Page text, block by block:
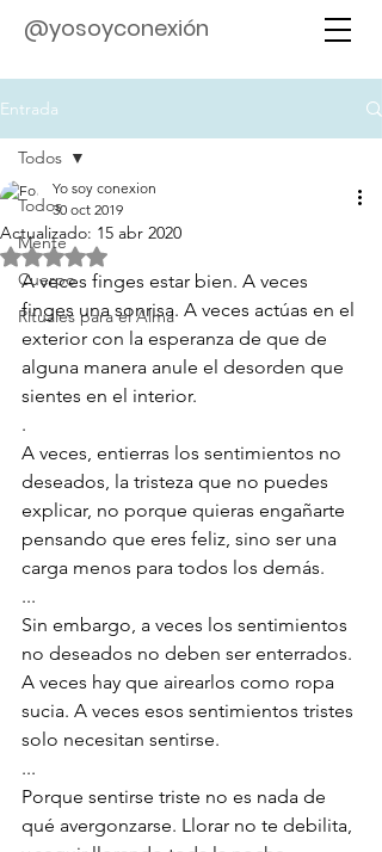
@yosoyconexión
Entrada
Todos
Mente
Cuerpo
Rituales para el Alma
Todos
Yo soy conexion
30 oct 2019
Actualizado: 15 abr 2020
Obtuvo NaN de 5 estrellas.
A veces finges estar bien. A veces
finges una sonrisa. A veces actúas en el
exterior con la esperanza de que de
alguna manera anule el desorden que
sientes en el interior.
.
A veces, entierras los sentimientos no
deseados, la tristeza que no puedes
explicar, no porque quieras engañarte
pensando que eres feliz, sino ser una
carga menos para todos los demás.
...
Sin embargo, a veces los sentimientos
no deseados no deben ser enterrados.
A veces hay que airearlos como ropa
sucia. A veces esos sentimientos tristes
solo necesitan sentirse.
...
Porque sentirse triste no es nada de
qué avergonzarse. Llorar no te debilita,